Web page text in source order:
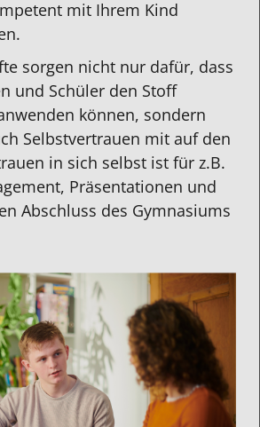
mit Ihrem Kind
sorgen nicht nur dafür, dass
und Schüler den Stoff
können, sondern
Selbstvertrauen mit auf den
in sich selbst ist für z.B.
Präsentationen und
Abschluss des Gymnasiums